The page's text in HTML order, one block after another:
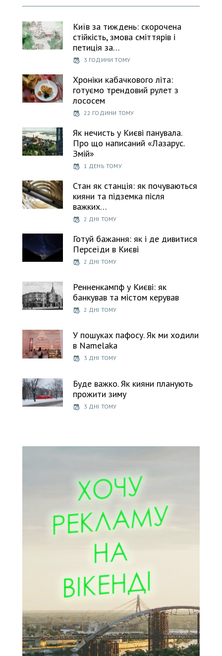
Київ за тиждень: скорочена
стійкість, змова сміттярів і
петиція за…
3 ГОДИНИ ТОМУ
Хроніки кабачкового літа:
готуємо трендовий рулет з
лососем
22 ГОДИНИ ТОМУ
Як нечисть у Києві панувала.
Про що написаний «Лазарус.
Змій»
1 ДЕНЬ ТОМУ
Стан як станція: як почуваються
кияни та підземка після
важких…
2 ДНІ ТОМУ
Готуй бажання: як і де дивитися
Персеїди в Києві
2 ДНІ ТОМУ
Ренненкампф у Києві: як
банкував та містом керував
2 ДНІ ТОМУ
У пошуках пафосу. Як ми ходили
в Namelaka
3 ДНІ ТОМУ
Буде важко. Як кияни планують
прожити зиму
3 ДНІ ТОМУ